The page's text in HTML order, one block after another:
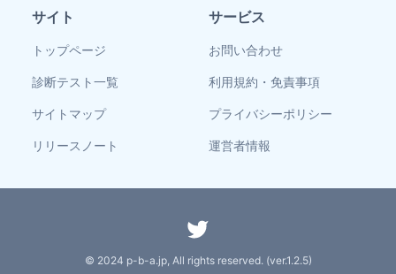
サイト
トップページ
診断テスト一覧
サイトマップ
リリースノート
サービス
お問い合わせ
利用規約・免責事項
プライバシーポリシー
運営者情報
© 2024 p-b-a.jp, All rights reserved. (ver.1.2.5)